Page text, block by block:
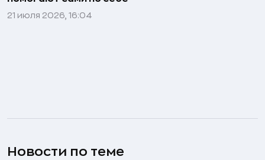
21 июля 2026, 16:04
Новости по теме